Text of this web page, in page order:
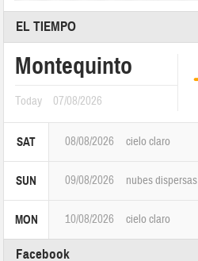
EL TIEMPO
Montequinto
Today 07/08/2026
SAT 08/08/2026 cielo claro
SUN 09/08/2026 nubes dispersas
MON 10/08/2026 cielo claro
Facebook